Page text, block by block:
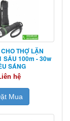
THỢ LẶN
SÂU 100m - 30w
SÁNG
hệ
Mua